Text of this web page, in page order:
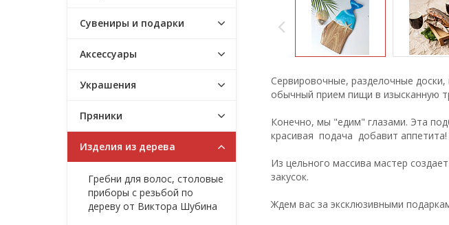
Сервировочные, разделочные
обычный прием пищи в изысканную
Конечно, мы "едим" глазами. Эта
красивая подача добавит аппетита!
Из цельного массива мастер
закусок.
Ждем вас за эксклюзивными
Сувениры и подарки
Аксессуары
Украшения
Пряники
Изделия из дерева
Гребни для волос, столовые
приборы с резьбой по
дереву от Виктора Шубина